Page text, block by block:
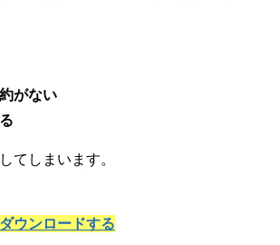
がない
てしまいます。
ウンロードする